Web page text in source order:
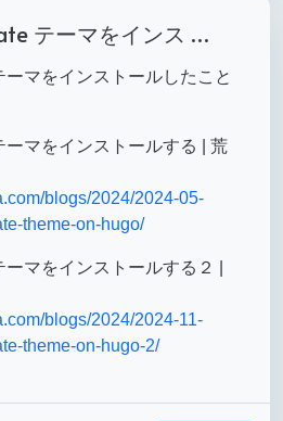
テーマをインス …
マをインストールしたこと
ーマをインストールする | 荒
blogs/2024/2024-05-
theme-on-hugo/
マをインストールする２ |
blogs/2024/2024-11-
theme-on-hugo-2/